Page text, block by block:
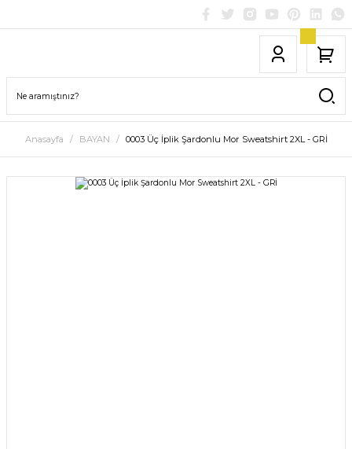
Anasayfa BAYAN 0003 Üç İplik Şardonlu Mor Sweatshirt 2XL - GRİ